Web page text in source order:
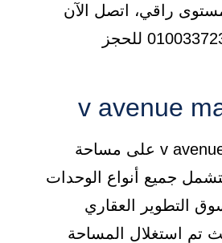
راقي، اتصل الآن
على الرقم 01003372331 للحجز
تم إنشاء v avenue mall على مساحة
جميع أنواع الوحدات
التطوير العقاري
تم استغلال المساحة